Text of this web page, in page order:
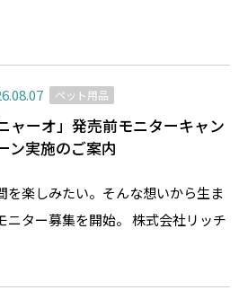
ペット用品
ニャーオ」発売前モニターキャン
ン実施のご案内
を楽しみたい。そんな想いから生ま
ニター募集を開始。 株式会社リッチ